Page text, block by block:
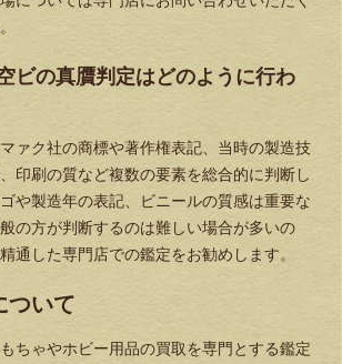
ビの真贋判定はどのように行わ
ァク社の商標や著作権表記、当時の製造技
印刷の質など複数の要素を総合的に判断し
や製造年の表記、ビニールの質感は重要な
の方が判断するのは難しい場合が多いの
通した専門店での鑑定をお勧めします。
ついて
ちゃやホビー用品の買取を専門とする鑑定